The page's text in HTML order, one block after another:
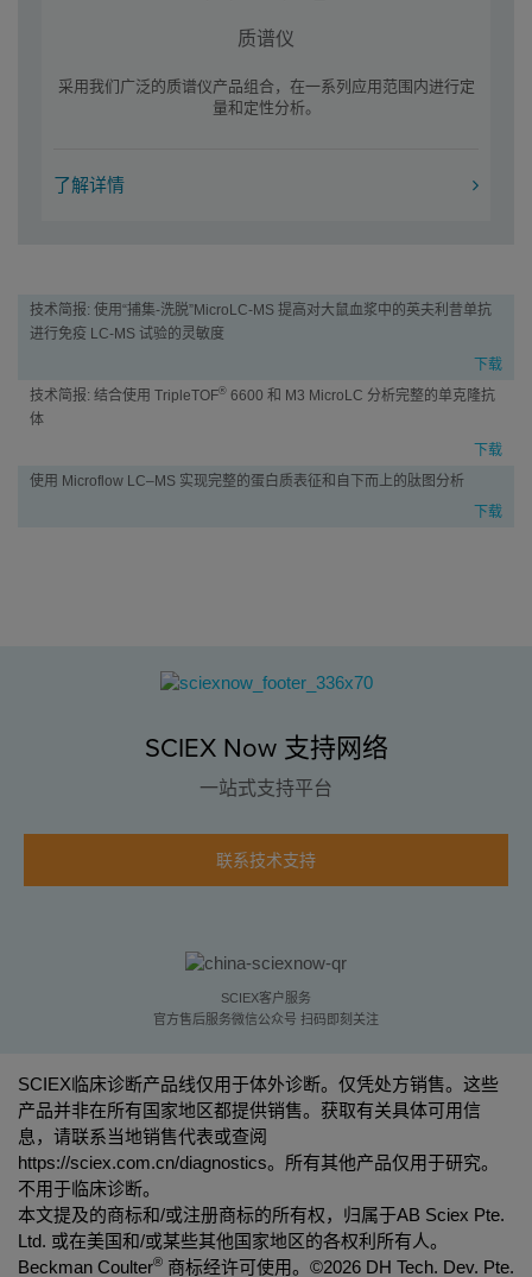
质谱仪
采用我们广泛的质谱仪产品组合，在一系列应用范围内进行定
量和定性分析。
了解详情
学
习
心
技术简报: 使用“捕集-洗脱”MicroLC-MS 提高对大鼠血浆中的英夫利昔单抗
进行免疫 LC-MS 试验的灵敏度
下载
技术简报: 结合使用 TripleTOF® 6600 和 M3 MicroLC 分析完整的单克隆抗
体
下载
使用 Microflow LC–MS 实现完整的蛋白质表征和自下而上的肽图分析
下载
SCIEX Now 支持网络
一站式支持平台
联系技术支持
SCIEX客户服务
官方售后服务微信公众号 扫码即刻关注
SCIEX临床诊断产品线仅用于体外诊断。仅凭处方销售。这些
产品并非在所有国家地区都提供销售。获取有关具体可用信
息，请联系当地销售代表或查阅
https://sciex.com.cn/diagnostics。所有其他产品仅用于研究。
不用于临床诊断。
本文提及的商标和/或注册商标的所有权，归属于AB Sciex Pte.
Ltd. 或在美国和/或某些其他国家地区的各权利所有人。
Beckman Coulter® 商标经许可使用。©2026 DH Tech. Dev. Pte.